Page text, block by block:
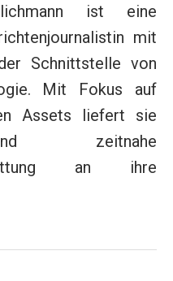
ist eine
mit
Schnittstelle von
Mit Fokus auf
Assets liefert sie
zeitnahe
an ihre